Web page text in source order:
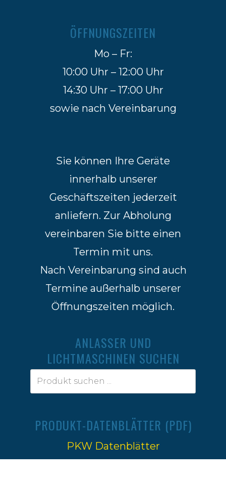
ÖFFNUNGSZEITEN
Mo – Fr:
10:00 Uhr – 12:00 Uhr
14:30 Uhr – 17:00 Uhr
sowie nach Vereinbarung
Sie können Ihre Geräte
innerhalb unserer
Geschäftszeiten jederzeit
anliefern. Zur Abholung
vereinbaren Sie bitte einen
Termin mit uns.
Nach Vereinbarung sind auch
Termine außerhalb unserer
Öffnungszeiten möglich.
ANLASSER UND
LICHTMASCHINEN SUCHEN
PRODUKT-DATENBLÄTTER (PDF)
PKW Datenblätter